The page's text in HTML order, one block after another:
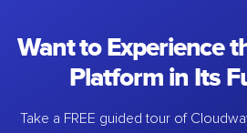
Want to Experience
Platform in Its
Take a FREE guided tour of